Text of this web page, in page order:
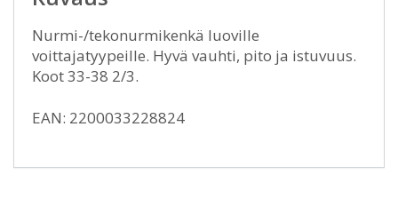
Nurmi-/tekonurmikenkä luoville
voittajatyypeille. Hyvä vauhti, pito ja istuvuus.
Koot 33-38 2/3.
EAN: 2200033228824